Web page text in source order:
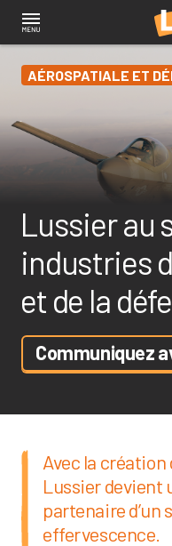
Aller
principal
AÉROSPATIALE ET
Lussier au
industries
et de la
Communiquez
Avec la création
Lussier devient
partenaire d’un
effervescence.